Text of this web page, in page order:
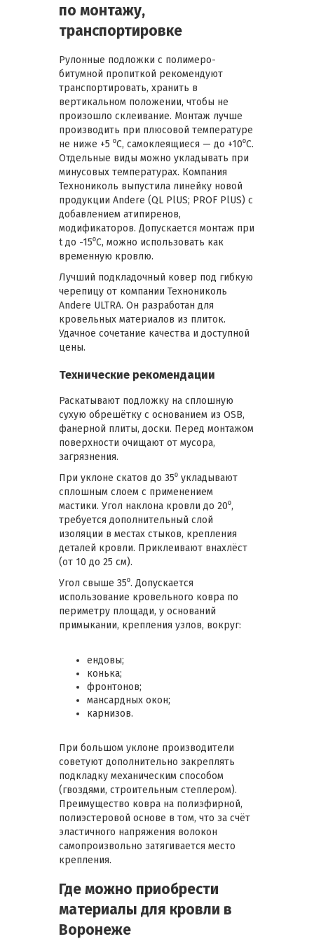
по монтажу,
транспортировке
Рулонные подложки с полимеро-
битумной пропиткой рекомендуют
транспортировать, хранить в
вертикальном положении, чтобы не
произошло склеивание. Монтаж лучше
производить при плюсовой температуре
не ниже +5 ⁰С, самоклеящиеся — до +10⁰С.
Отдельные виды можно укладывать при
минусовых температурах. Компания
Технониколь выпустила линейку новой
продукции Andere (QL PlUS; PROF PlUS) c
добавлением атипиренов,
модификаторов. Допускается монтаж при
t до -15⁰С, можно использовать как
временную кровлю.
Лучший подкладочный ковер под гибкую
черепицу от компании Технониколь
Andere ULTRA. Он разработан для
кровельных материалов из плиток.
Удачное сочетание качества и доступной
цены.
Технические рекомендации
Раскатывают подложку на сплошную
сухую обрешётку с основанием из OSB,
фанерной плиты, доски. Перед монтажом
поверхности очищают от мусора,
загрязнения.
При уклоне скатов до 35⁰ укладывают
сплошным слоем с применением
мастики. Угол наклона кровли до 20⁰,
требуется дополнительный слой
изоляции в местах стыков, крепления
деталей кровли. Приклеивают внахлёст
(от 10 до 25 см).
Угол свыше 35⁰. Допускается
использование кровельного ковра по
периметру площади, у оснований
примыкании, крепления узлов, вокруг:
ендовы;
конька;
фронтонов;
мансардных окон;
карнизов.
При большом уклоне производители
советуют дополнительно закреплять
подкладку механическим способом
(гвоздями, строительным степлером).
Преимущество ковра на полиэфирной,
полиэстеровой основе в том, что за счёт
эластичного напряжения волокон
самопроизвольно затягивается место
крепления.
Где можно приобрести
материалы для кровли в
Воронеже